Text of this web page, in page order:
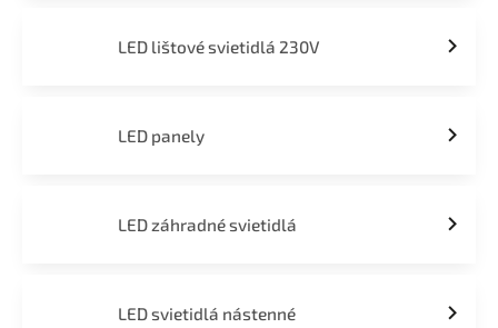
LED lištové svietidlá 230V
LED panely
LED záhradné svietidlá
LED svietidlá nástenné